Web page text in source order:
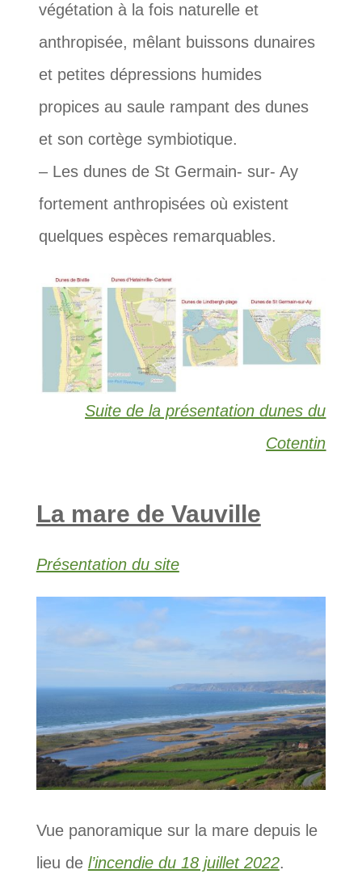
végétation à la fois naturelle et
anthropisée, mêlant buissons dunaires
et petites dépressions humides
propices au saule rampant des dunes
et son cortège symbiotique.
– Les dunes de St Germain- sur- Ay
fortement anthropisées où existent
quelques espèces remarquables.
Suite de la présentation dunes du
Cotentin
La mare de Vauville
Présentation du site
Vue panoramique sur la mare depuis le
lieu de l’incendie du 18 juillet 2022.